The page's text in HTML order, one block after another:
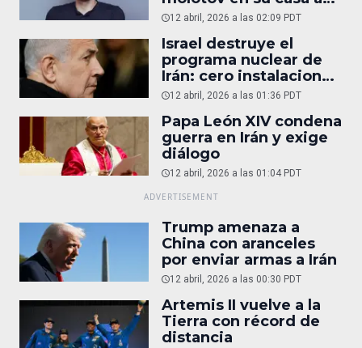
reportaje
12 abril, 2026 a las 02:09 PDT
Israel destruye el
programa nuclear de
Irán: cero instalaciones
operativas
12 abril, 2026 a las 01:36 PDT
Papa León XIV condena
guerra en Irán y exige
diálogo
12 abril, 2026 a las 01:04 PDT
Trump amenaza a
China con aranceles
por enviar armas a Irán
12 abril, 2026 a las 00:30 PDT
Artemis II vuelve a la
Tierra con récord de
distancia